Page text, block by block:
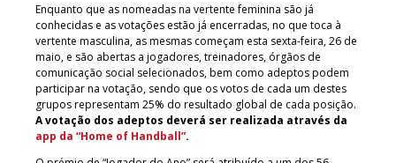
Enquanto que as nomeadas na vertente feminina são já
conhecidas e as votações estão já encerradas, no que toca à
vertente masculina, as mesmas começam esta sexta-feira, 26 de
maio, e são abertas a jogadores, treinadores, órgãos de
comunicação social selecionados, bem como adeptos podem
participar na votação, sendo que os votos de cada um destes
grupos representam 25% do resultado global de cada posição.
A votação dos adeptos deverá ser realizada através da
app da “Home of Handball”.